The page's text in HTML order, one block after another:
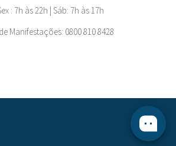
: 7h às 22h | Sáb: 7h às 17h
Manifestações: 0800 810 8428